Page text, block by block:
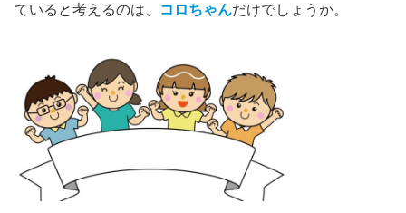
ていると考えるのは、
コロちゃんだけでしょうか。